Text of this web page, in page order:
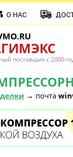
поставщик с 2000
→ почта
О НАС